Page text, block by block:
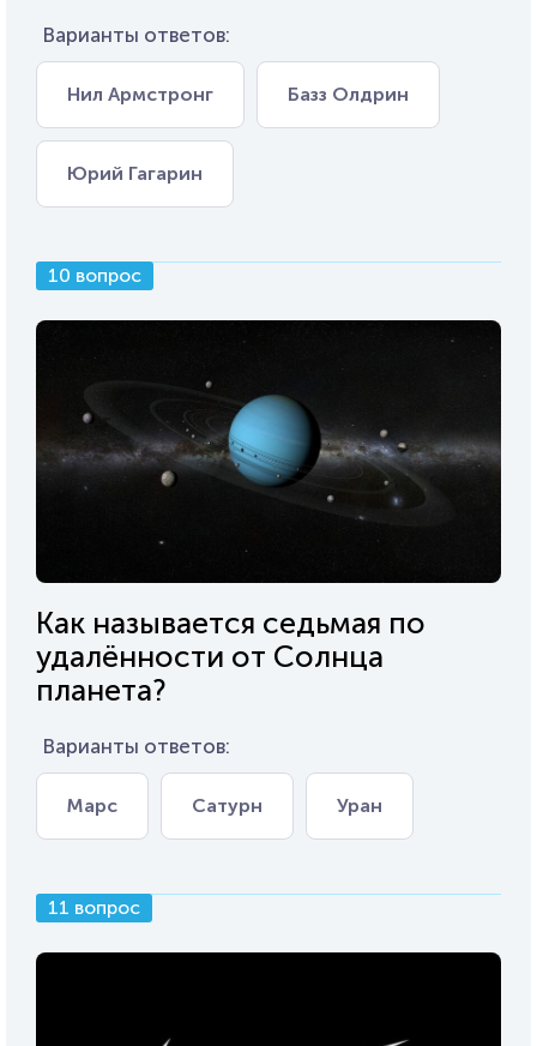
Варианты ответов:
Нил Армстронг Базз Олдрин
Юрий Гагарин
10 вопрос
Как называется седьмая по
удалённости от Солнца
планета?
Варианты ответов:
Марс Сатурн Уран
11 вопрос